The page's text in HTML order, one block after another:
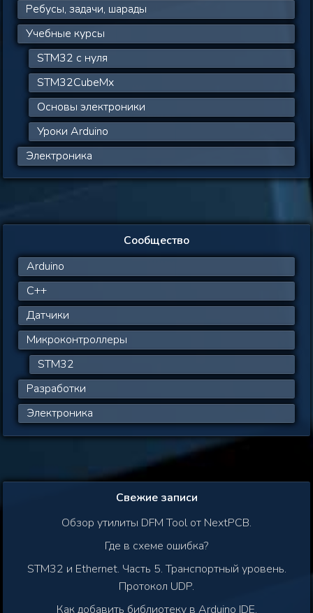
Ребусы, задачи, шарады
Учебные курсы
STM32 с нуля
STM32CubeMx
Основы электроники
Уроки Arduino
Электроника
Сообщество
Arduino
C++
Датчики
Микроконтроллеры
STM32
Разработки
Электроника
Свежие записи
Обзор утилиты DFM Tool от NextPCB.
Где в схеме ошибка?
STM32 и Ethernet. Часть 5. Транспортный уровень.
Протокол UDP.
Как добавить библиотеку в Arduino IDE.